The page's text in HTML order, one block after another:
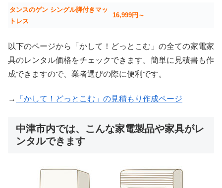
タンスのゲン シングル脚付きマッ
トレス
16,999円～
以下のページから「かして！どっとこむ」の全ての家電家
具のレンタル価格をチェックできます。簡単に見積書も作
成できますので、業者選びの際に便利です。
→ 「かして！どっとこむ」の見積もり作成ページ
中津市内では、こんな家電製品や家具がレ
ンタルできます